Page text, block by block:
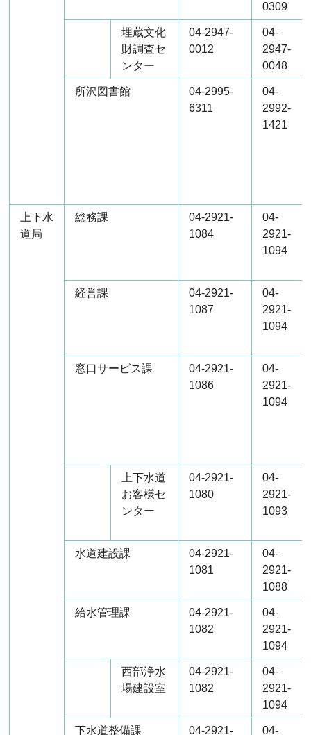
0309
埋蔵文化
財調査セ
ンター
04‐2947-
0012
04-
2947-
0048
所沢図書館
04-2995-
6311
04-
2992-
1421
上下水
道局
総務課
04-2921-
1084
04-
2921-
1094
経営課
04-2921-
1087
04-
2921-
1094
窓口サービス課
04-2921-
1086
04-
2921-
1094
上下水道
お客様セ
ンター
04-2921-
1080
04-
2921-
1093
水道建設課
04-2921-
1081
04-
2921-
1088
給水管理課
04-2921-
1082
04-
2921-
1094
西部浄水
場建設室
04-2921-
1082
04-
2921-
1094
下水道整備課 04-2921- 04-